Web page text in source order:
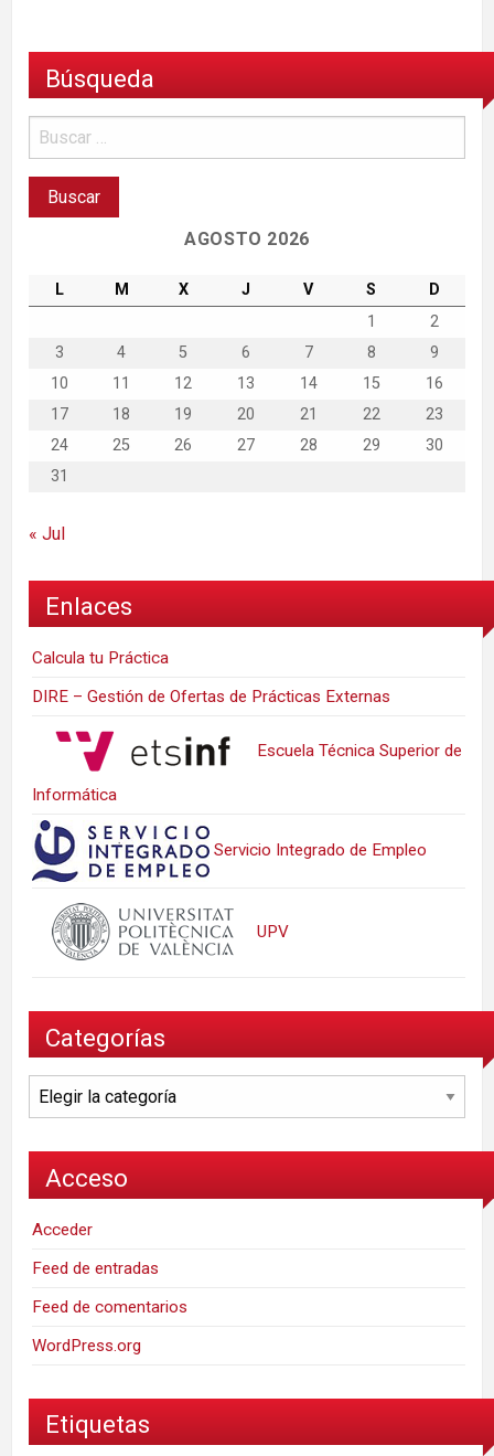
Búsqueda
AGOSTO 2026
L M X J V S
D
1
2
3
4 5 6 7 8
9
10
11 12 13 14 15
16
17
18 19 20 21 22
23
24
25 26 27 28 29
30
31
« Jul
Enlaces
Calcula tu Práctica
DIRE – Gestión de Ofertas de Prácticas Externas
Escuela Técnica Superior de
Informática
Servicio Integrado de Empleo
UPV
Categorías
Categorías
Acceso
Acceder
Feed de entradas
Feed de comentarios
WordPress.org
Etiquetas